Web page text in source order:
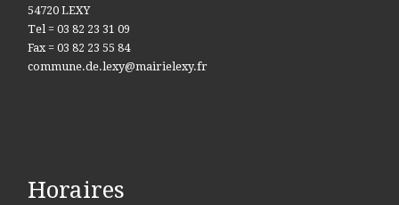
54720 LEXY
Tel = 03 82 23 31 09
Fax = 03 82 23 55 84
commune.de.lexy@mairielexy.fr
Horaires